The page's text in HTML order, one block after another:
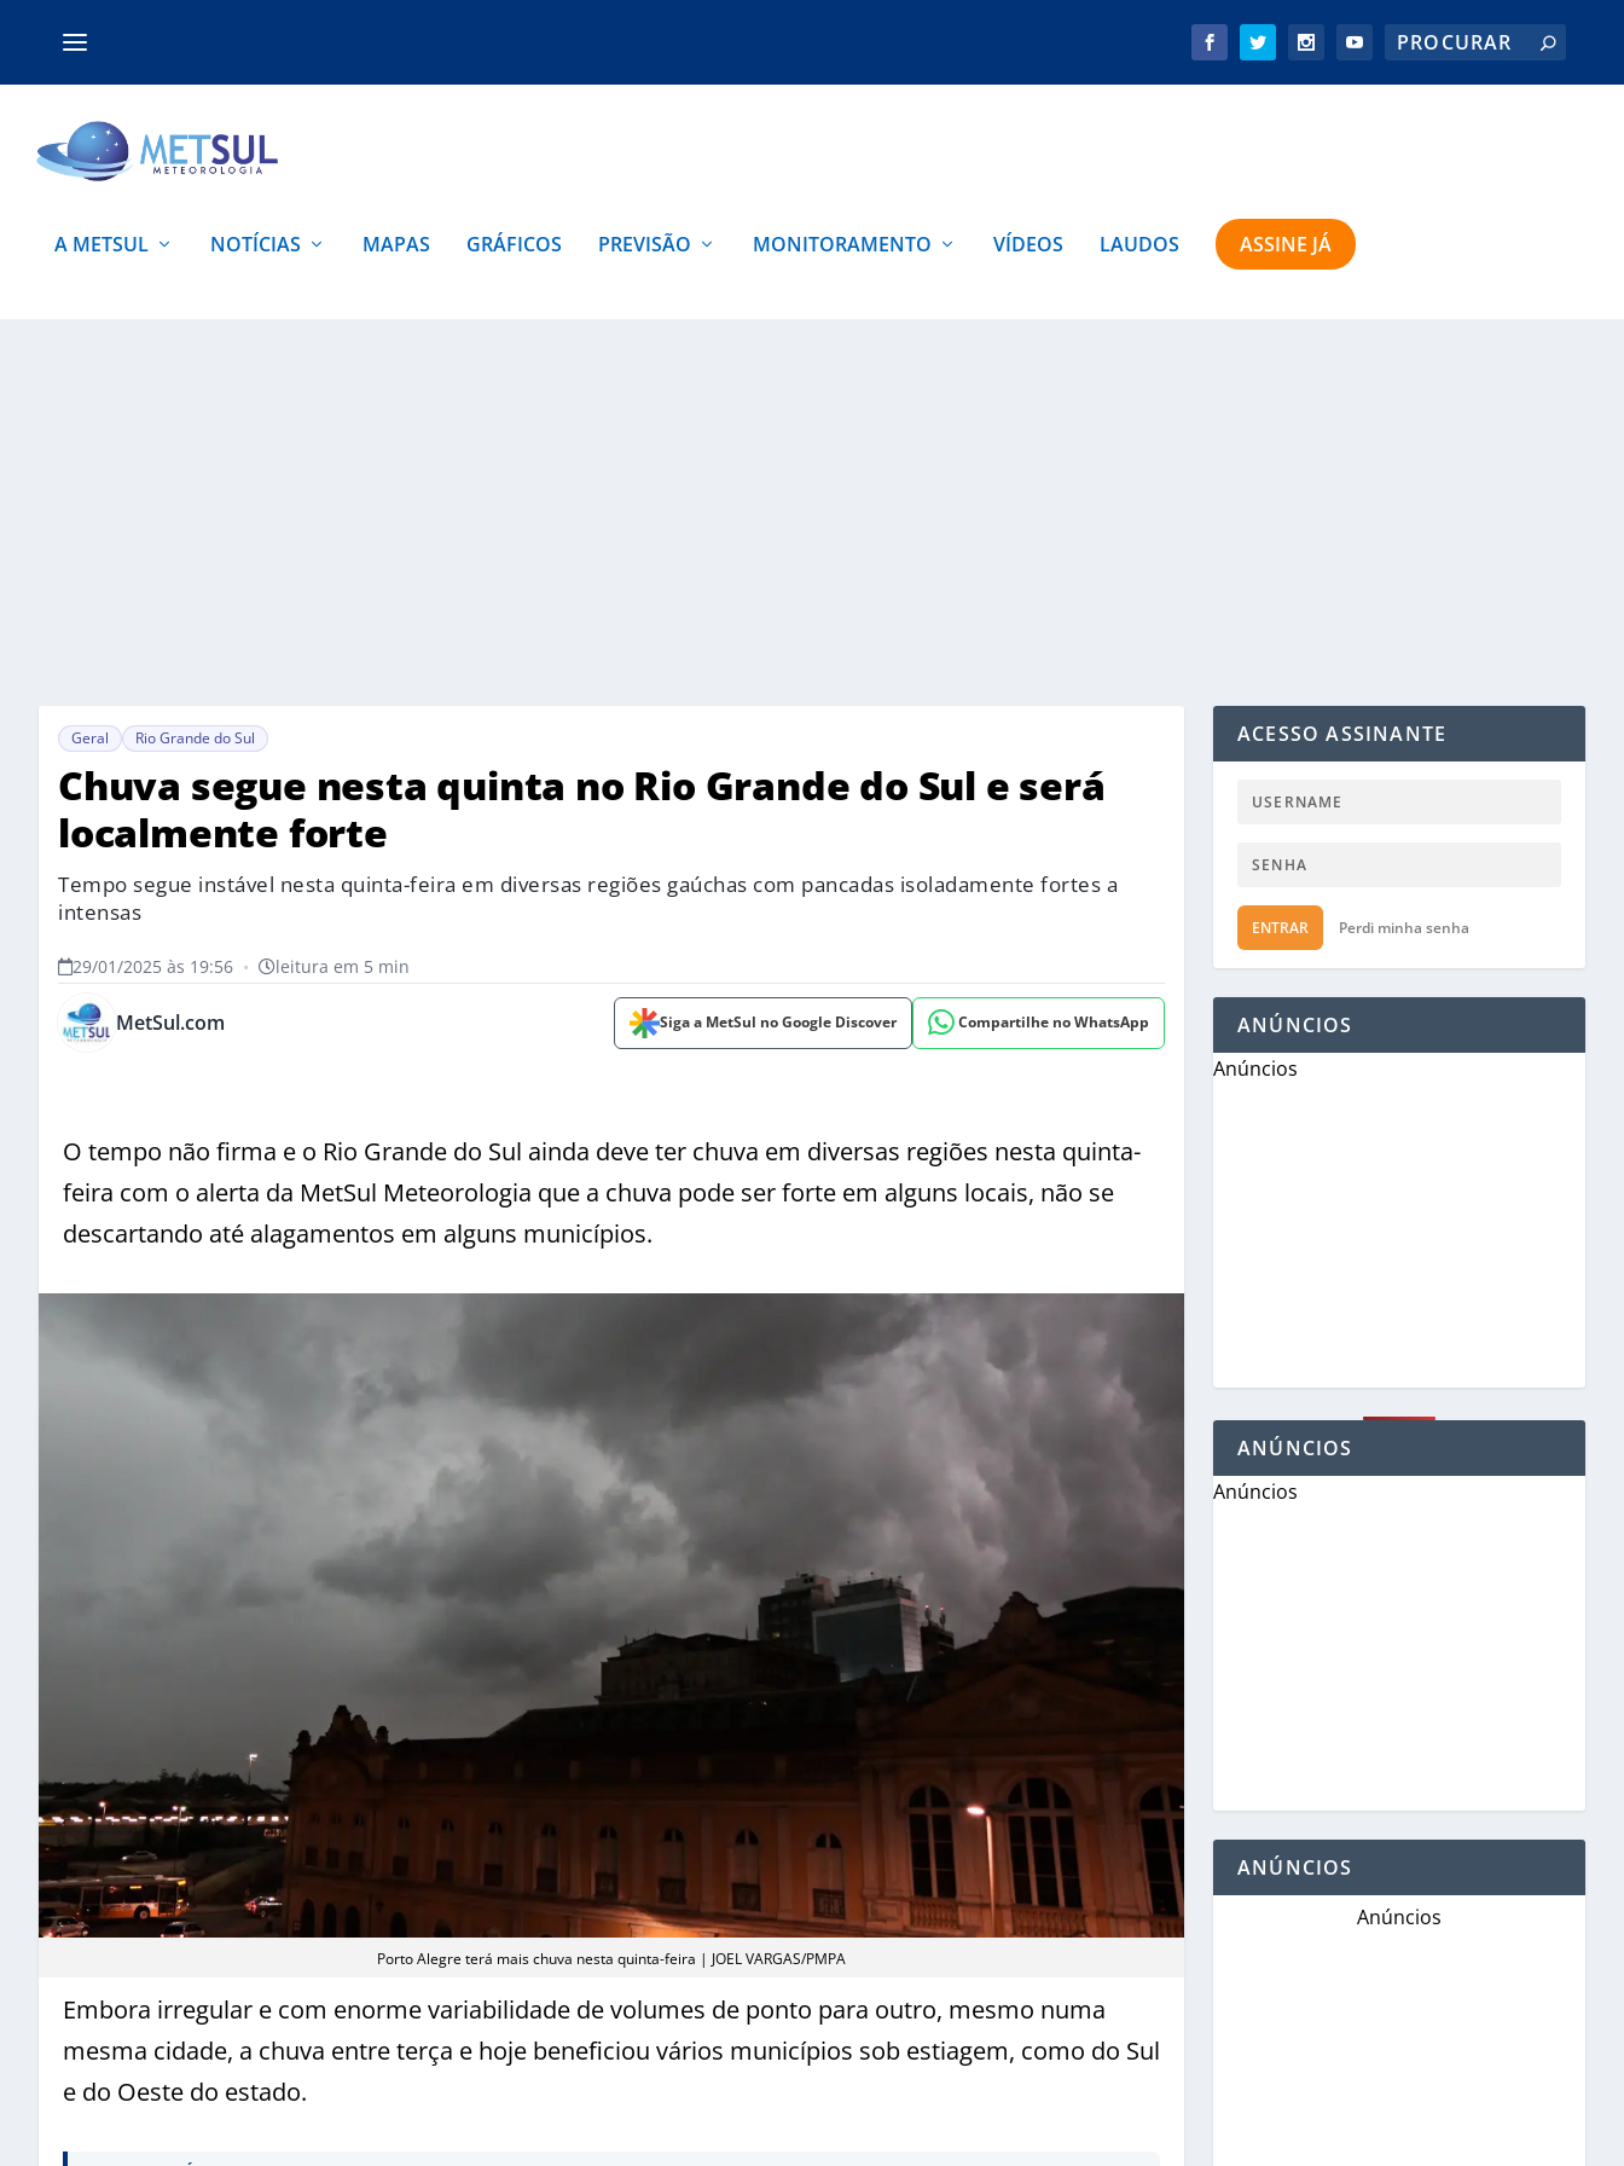
A METSUL NOTÍCIAS MAPAS GRÁFICOS PREVISÃO MONITORAMENTO VÍDEOS LAUDOS ASSINE JÁ
Geral Rio Grande do Sul
Chuva segue nesta quinta no Rio Grande do Sul e será
localmente forte
Tempo segue instável nesta quinta-feira em diversas regiões gaúchas com pancadas isoladamente fortes a
intensas
29/01/2025 às 19:56 • leitura em 5 min
MetSul.com Siga a MetSul no Google Discover Compartilhe no WhatsApp
O tempo não firma e o Rio Grande do Sul ainda deve ter chuva em diversas regiões nesta quinta-
feira com o alerta da MetSul Meteorologia que a chuva pode ser forte em alguns locais, não se
descartando até alagamentos em alguns municípios.
Porto Alegre terá mais chuva nesta quinta-feira | JOEL VARGAS/PMPA
Embora irregular e com enorme variabilidade de volumes de ponto para outro, mesmo numa
mesma cidade, a chuva entre terça e hoje beneficiou vários municípios sob estiagem, como do Sul
e do Oeste do estado.
ACESSO ASSINANTE
ENTRAR Perdi minha senha
ANÚNCIOS
Anúncios
ANÚNCIOS
Anúncios
ANÚNCIOS
Anúncios